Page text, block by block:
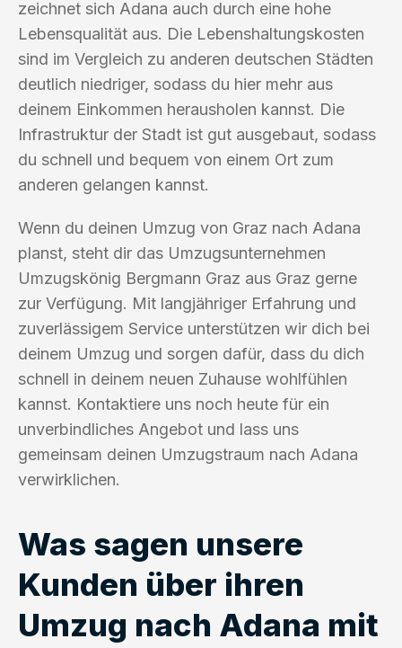
zeichnet sich Adana auch durch eine hohe
Lebensqualität aus. Die Lebenshaltungskosten
sind im Vergleich zu anderen deutschen Städten
deutlich niedriger, sodass du hier mehr aus
deinem Einkommen herausholen kannst. Die
Infrastruktur der Stadt ist gut ausgebaut, sodass
du schnell und bequem von einem Ort zum
anderen gelangen kannst.
Wenn du deinen Umzug von Graz nach Adana
planst, steht dir das Umzugsunternehmen
Umzugskönig Bergmann Graz aus Graz gerne
zur Verfügung. Mit langjähriger Erfahrung und
zuverlässigem Service unterstützen wir dich bei
deinem Umzug und sorgen dafür, dass du dich
schnell in deinem neuen Zuhause wohlfühlen
kannst. Kontaktiere uns noch heute für ein
unverbindliches Angebot und lass uns
gemeinsam deinen Umzugstraum nach Adana
verwirklichen.
Was sagen unsere
Kunden über ihren
Umzug nach Adana mit